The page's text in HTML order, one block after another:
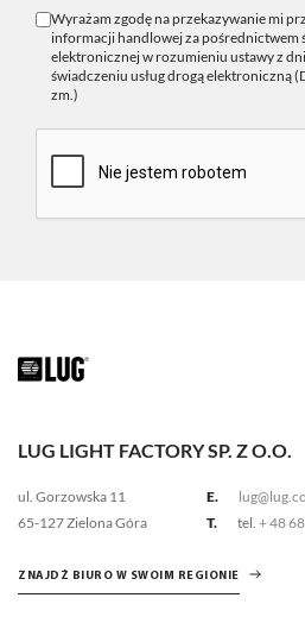
Wyrażam zgodę na przekazywanie mi
informacji handlowej za
elektronicznej w rozumieniu ustawy z
świadczeniu usług drogą elektroniczną
zm.)
LUG LIGHT FACTORY SP. Z O.O.
ul. Gorzowska 11
65-127 Zielona Góra
E.
T.
tel. + 48
ZNAJDŹ BIURO W SWOIM REGIONIE